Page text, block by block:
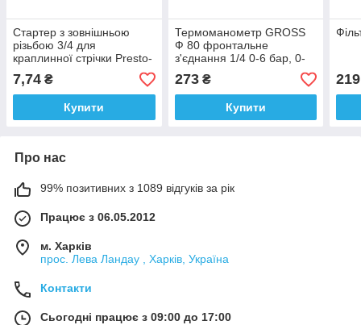
Стартер з зовнішньою
різьбою 3/4 для
краплинної стрічки Presto-
PS, краплинний полив,
крапельне зрошення
7,74 ₴
Купити
Термоманометр GROSS
Ф 80 фронтальне
з'єднання 1/4 0-6 бар, 0-
120 °C
273₴
Купити
Про нас
99% позитивних з 1089 відгуків за рік
Працює з 06.05.2012
м. Харків
прос. Лева Ландау , Харків, Україна
Контакти
Сьогодні працює з 09:00 до 17:00